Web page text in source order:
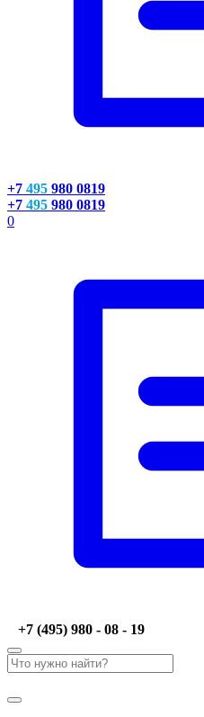
+7 495 980 0819
+7 495 980 0819
0
+7 (495) 980 - 08 - 19